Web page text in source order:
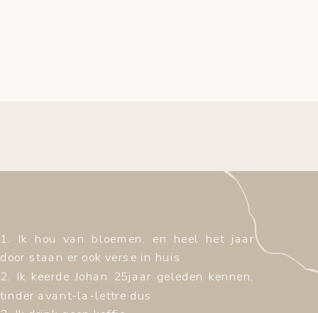
1. Ik hou van bloemen, en heel het jaar
door staan er ook verse in huis
2. Ik keerde Johan 25jaar geleden kennen,
tinder avant-la-lettre dus